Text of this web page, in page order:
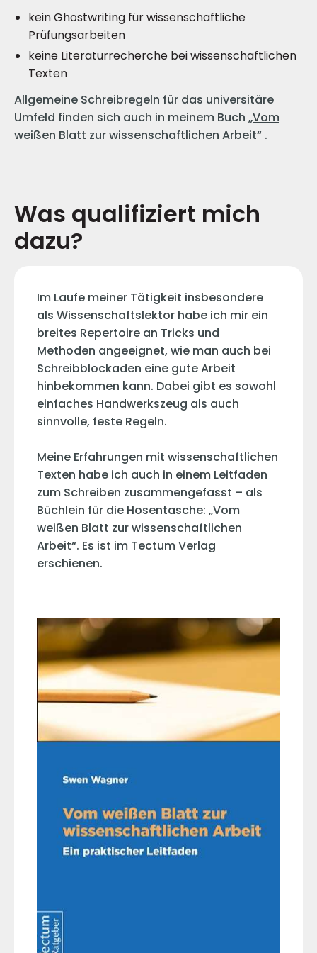
kein Ghostwriting für wissenschaftliche
Prüfungsarbeiten
keine Literaturrecherche bei wissenschaftlichen
Texten
Allgemeine Schreibregeln für das universitäre
Umfeld finden sich auch in meinem Buch „Vom
weißen Blatt zur wissenschaftlichen Arbeit“ .
Was qualifiziert mich
dazu?
Im Laufe meiner Tätigkeit insbesondere
als Wissenschaftslektor habe ich mir ein
breites Repertoire an Tricks und
Methoden angeeignet, wie man auch bei
Schreibblockaden eine gute Arbeit
hinbekommen kann. Dabei gibt es sowohl
einfaches Handwerkszeug als auch
sinnvolle, feste Regeln.
Meine Erfahrungen mit wissenschaftlichen
Texten habe ich auch in einem Leitfaden
zum Schreiben zusammengefasst – als
Büchlein für die Hosentasche: „Vom
weißen Blatt zur wissenschaftlichen
Arbeit“. Es ist im Tectum Verlag
erschienen.